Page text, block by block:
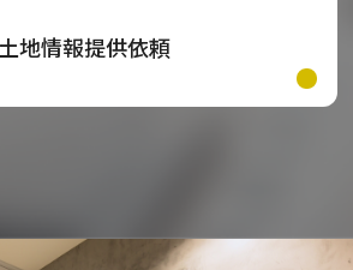
土地情報提供依頼